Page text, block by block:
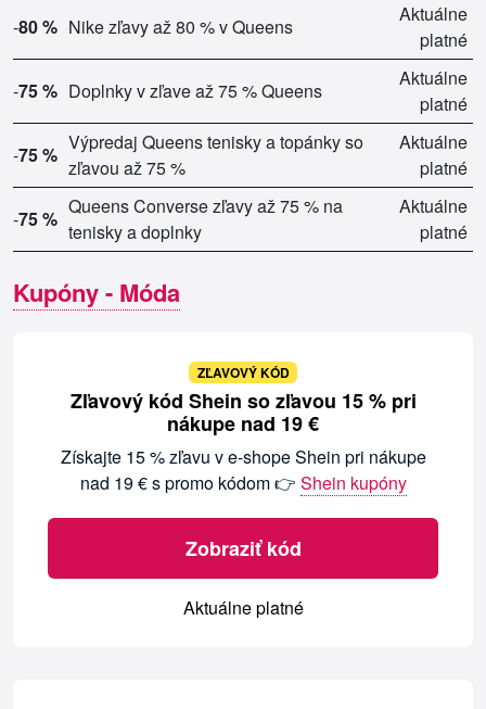
-80 % Nike zľavy až 80 % v Queens
Aktuálne
platné
-75 % Doplnky v zľave až 75 % Queens
Aktuálne
platné
-75 %
Výpredaj Queens tenisky a topánky so
zľavou až 75 %
Aktuálne
platné
-75 %
Queens Converse zľavy až 75 % na
tenisky a doplnky
Aktuálne
platné
Kupóny - Móda
ZĽAVOVÝ KÓD
Zľavový kód Shein so zľavou 15 % pri
nákupe nad 19 €
Získajte 15 % zľavu v e-shope Shein pri nákupe
nad 19 € s promo kódom 👉 Shein kupóny
Zobraziť kód
Aktuálne platné